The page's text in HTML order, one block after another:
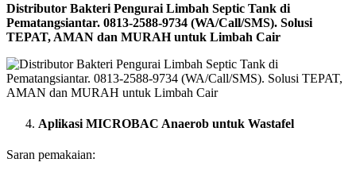
Distributor Bakteri Pengurai Limbah Septic Tank di
Pematangsiantar. 0813-2588-9734 (WA/Call/SMS). Solusi
TEPAT, AMAN dan MURAH untuk Limbah Cair
Aplikasi MICROBAC Anaerob untuk Wastafel
Saran pemakaian: